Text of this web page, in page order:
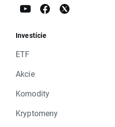
Investície
ETF
Akcie
Komodity
Kryptomeny